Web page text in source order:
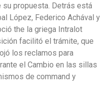
propuesta. Detrás está
López, Federico Achával y
the la griega Intralot
facilitó el trámite, que
los reclamos para
el Cambio en las sillas
de command y